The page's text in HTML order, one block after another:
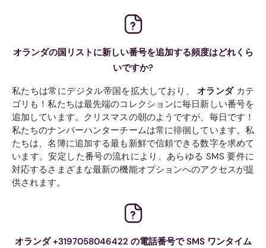
オランダの国リストに新しい番号を追加する頻度はどれくら
いですか?
私たちは常にデジタル帝国を拡大しており、 オランダカテ
ゴリも！私たちは最先端のコレクションに毎日新しい番号を
追加しています。クリスマスの朝のようですが、毎日です！
私たちのナンバーハンターチームは常に徘徊しています。私
たちは、名簿に追加する最も新鮮で信頼できる数字を求めて
います。安定した番号の流れにより、あらゆる SMS 要件に
対応するさまざまな最新の機能オプションへのアクセスが提
供されます。
オランダ +3197058046422 の電話番号で SMS ワンタイム